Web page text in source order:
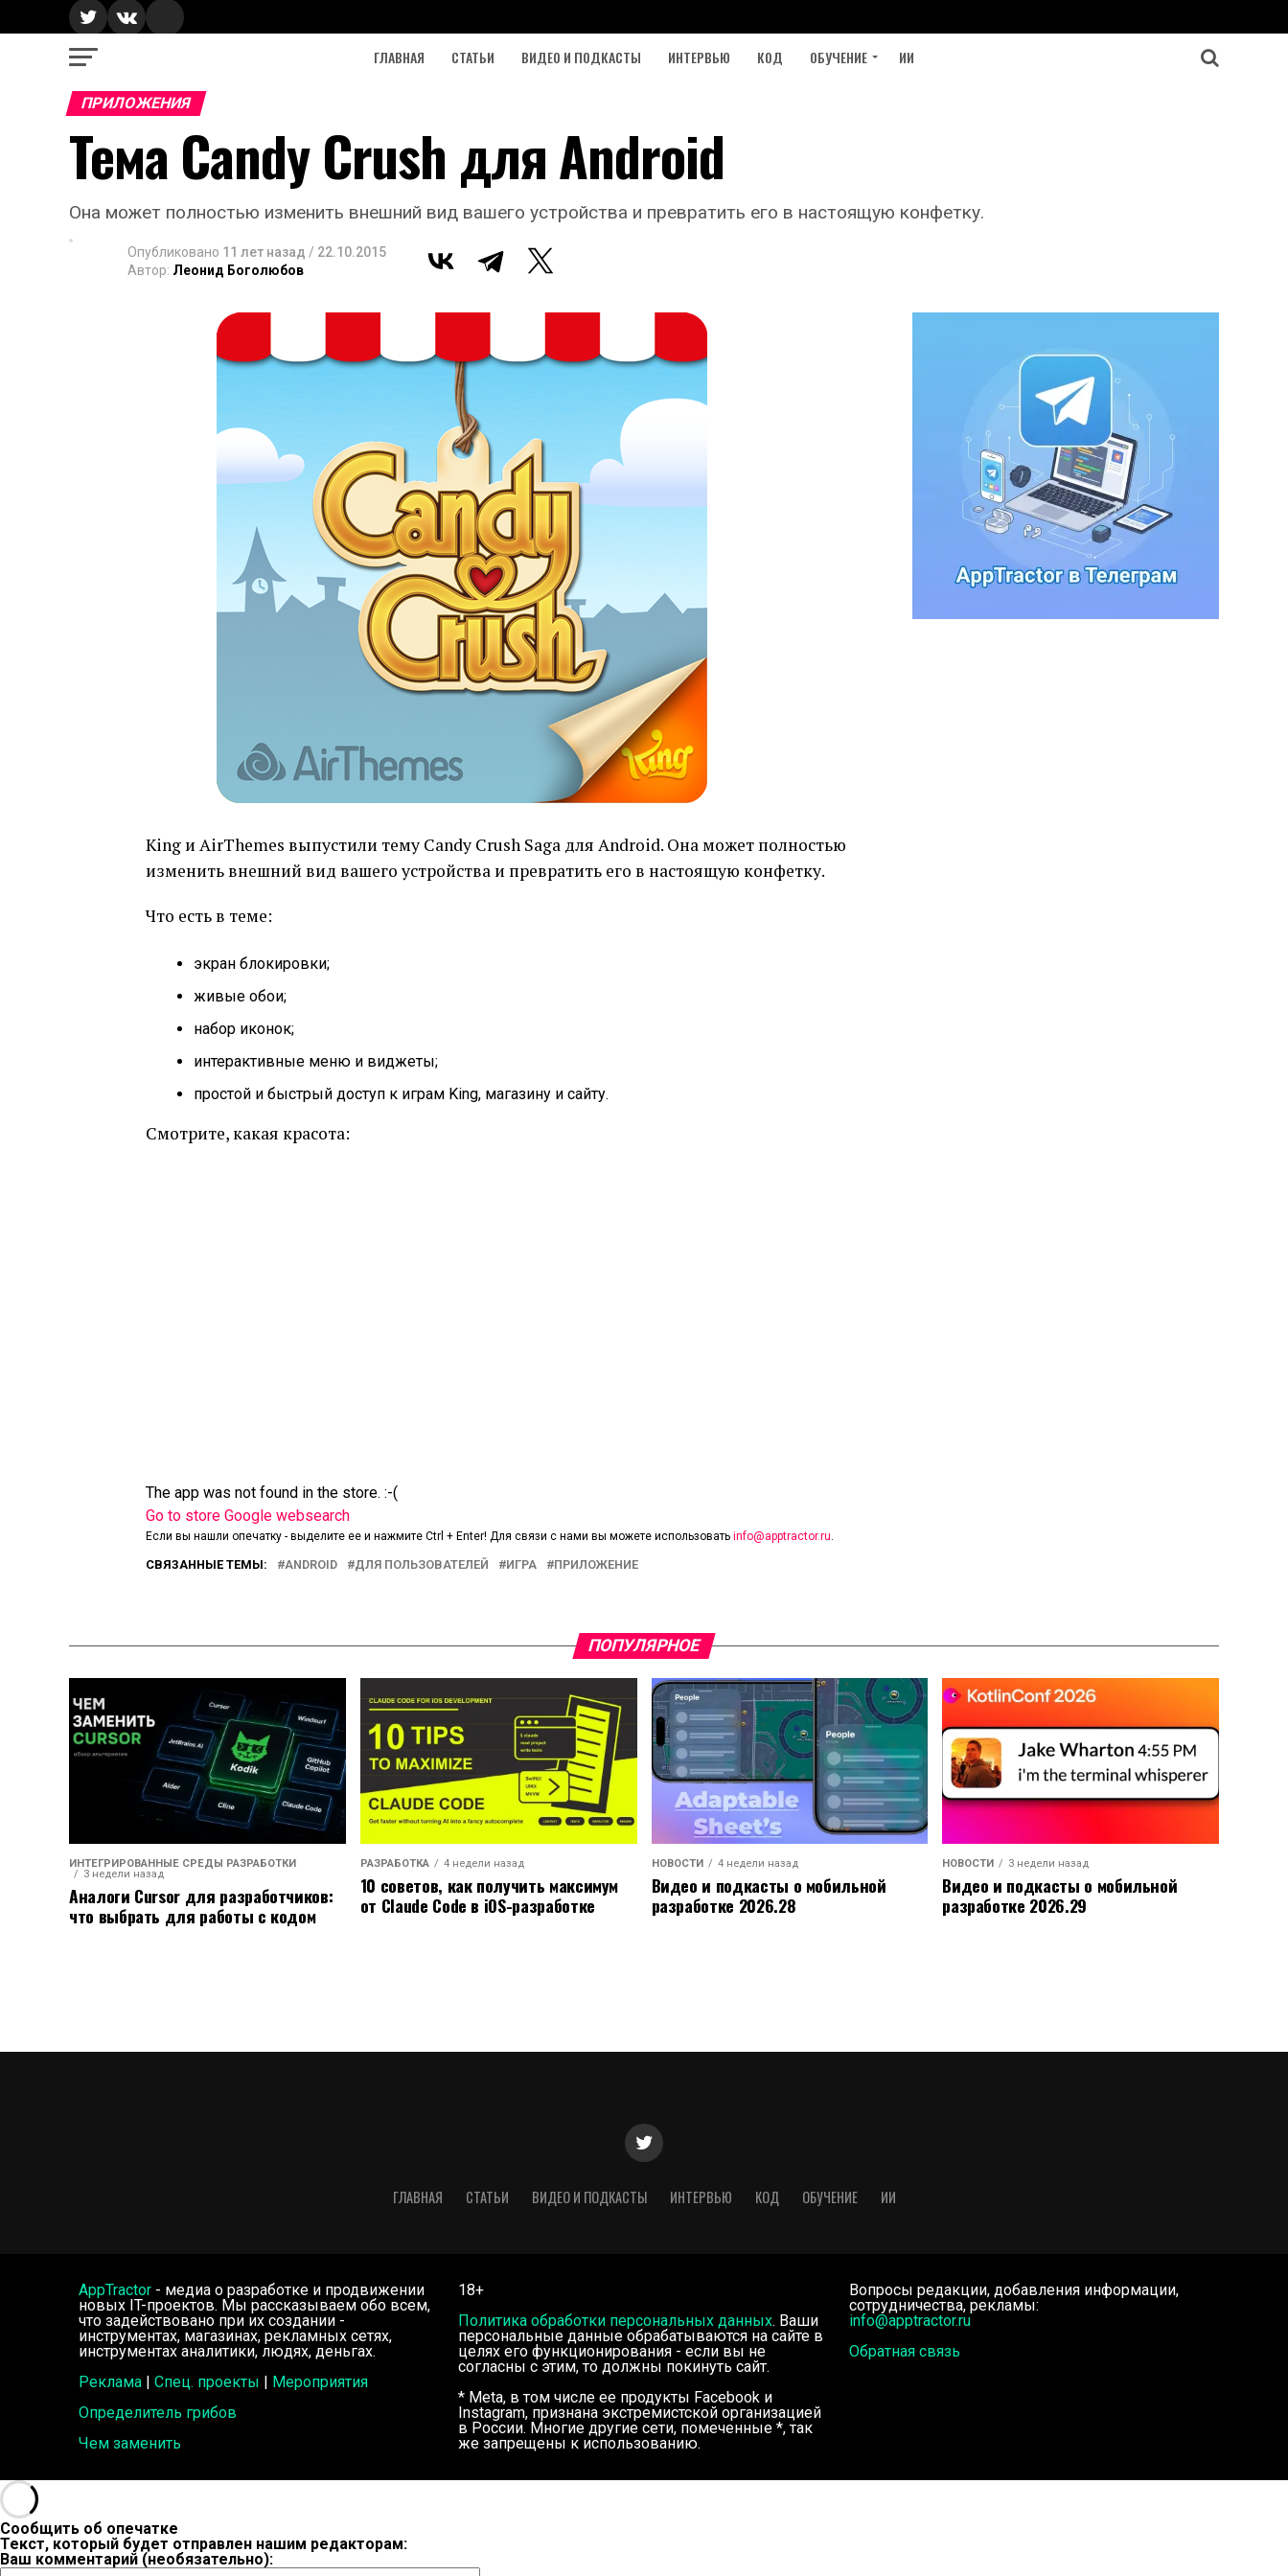
ГЛАВНАЯ СТАТЬИ ВИДЕО И ПОДКАСТЫ ИНТЕРВЬЮ КОД ОБУЧЕНИЕ ИИ
ПРИЛОЖЕНИЯ
Тема Candy Crush для Android
Она может полностью изменить внешний вид вашего устройства и превратить его в настоящую конфетку.
Опубликовано 11 лет назад / 22.10.2015
Автор: Леонид Боголюбов
King и AirThemes выпустили тему Candy Crush Saga для Android. Она может полностью
изменить внешний вид вашего устройства и превратить его в настоящую конфетку.
Что есть в теме:
экран блокировки;
живые обои;
набор иконок;
интерактивные меню и виджеты;
простой и быстрый доступ к играм King, магазину и сайту.
Смотрите, какая красота:
The app was not found in the store. :-(
Go to store Google websearch
Если вы нашли опечатку - выделите ее и нажмите Ctrl + Enter! Для связи с нами вы можете использовать info@apptractor.ru.
СВЯЗАННЫЕ ТЕМЫ: ANDROID ДЛЯ ПОЛЬЗОВАТЕЛЕЙ ИГРА ПРИЛОЖЕНИЕ
ПОПУЛЯРНОЕ
ИНТЕГРИРОВАННЫЕ СРЕДЫ РАЗРАБОТКИ
3 недели назад
Аналоги Cursor для разработчиков:
что выбрать для работы с кодом
РАЗРАБОТКА 4 недели назад
10 советов, как получить максимум
от Claude Code в iOS-разработке
НОВОСТИ 4 недели назад
Видео и подкасты о мобильной
разработке 2026.28
НОВОСТИ 3 недели назад
Видео и подкасты о мобильной
разработке 2026.29
ГЛАВНАЯ СТАТЬИ ВИДЕО И ПОДКАСТЫ ИНТЕРВЬЮ КОД ОБУЧЕНИЕ ИИ
AppTractor - медиа о разработке и продвижении
новых IT-проектов. Мы рассказываем обо всем,
что задействовано при их создании -
инструментах, магазинах, рекламных сетях,
инструментах аналитики, людях, деньгах.
Реклама | Спец. проекты | Мероприятия
Определитель грибов
Чем заменить
18+
Политика обработки персональных данных. Ваши
персональные данные обрабатываются на сайте в
целях его функционирования - если вы не
согласны с этим, то должны покинуть сайт.
* Meta, в том числе ее продукты Facebook и
Instagram, признана экстремистской организацией
в России. Многие другие сети, помеченные *, так
же запрещены к использованию.
Вопросы редакции, добавления информации,
сотрудничества, рекламы:
info@apptractor.ru
Обратная связь
Сообщить об опечатке
Текст, который будет отправлен нашим редакторам:
Ваш комментарий (необязательно):